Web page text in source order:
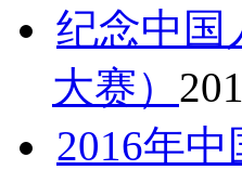
纪念中国
大赛）
2016年